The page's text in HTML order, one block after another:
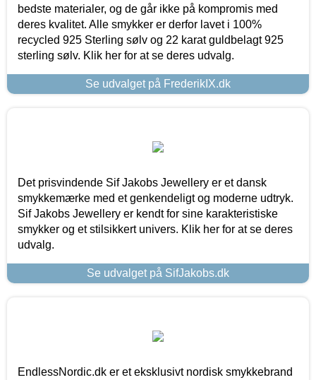
bedste materialer, og de går ikke på kompromis med
deres kvalitet. Alle smykker er derfor lavet i 100%
recycled 925 Sterling sølv og 22 karat guldbelagt 925
sterling sølv. Klik her for at se deres udvalg.
Se udvalget på FrederikIX.dk
Det prisvindende Sif Jakobs Jewellery er et dansk
smykkemærke med et genkendeligt og moderne udtryk.
Sif Jakobs Jewellery er kendt for sine karakteristiske
smykker og et stilsikkert univers. Klik her for at se deres
udvalg.
Se udvalget på SifJakobs.dk
EndlessNordic.dk er et eksklusivt nordisk smykkebrand